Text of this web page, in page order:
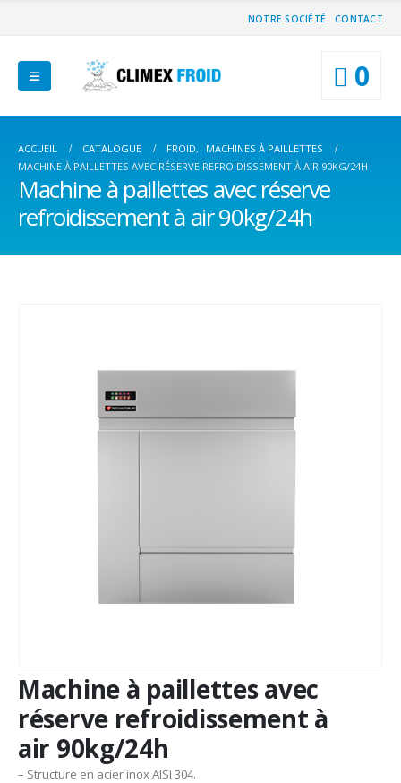
NOTRE SOCIÉTÉ CONTACT
0
ACCUEIL CATALOGUE FROID,
MACHINES À PAILLETTES
MACHINE À PAILLETTES AVEC RÉSERVE REFROIDISSEMENT À AIR 90KG/24H
Machine à paillettes avec réserve
refroidissement à air 90kg/24h
Machine à paillettes avec
réserve refroidissement à
air 90kg/24h
– Structure en acier inox AISI 304.